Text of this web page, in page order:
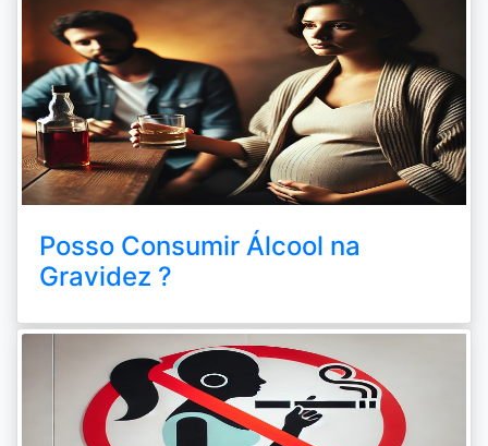
Posso Consumir Álcool na
Gravidez ?